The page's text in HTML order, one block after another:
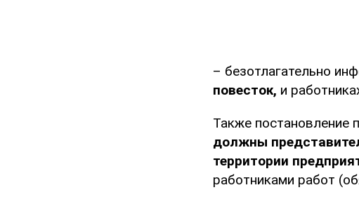
– безотлагательно
повесток, и
Также постановление
должны
территории
работниками работ